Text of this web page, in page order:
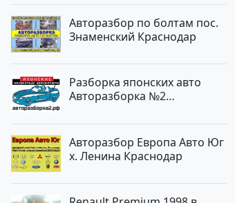
Авторазбор по болтам пос.
Знаменский Краснодар
Разборка японских авто
Авторазборка №2
Авторазбор Европа Авто Юг
х. Ленина Краснодар